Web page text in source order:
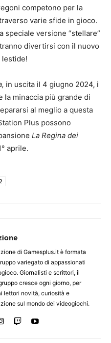
competono per la
varie sfide in gioco.
speciale versione “stellare”
divertirsi con il nuovo
in uscita il 4 giugno 2024, i
la minaccia più grande di
al meglio a questa
Plus possono
La Regina dei
aprile.
di Gamesplus.it è formata
variegato di appassionati
Giornalisti e scrittori, il
cresce ogni giorno, per
lettori novità, curiosità e
sul mondo dei videogiochi.